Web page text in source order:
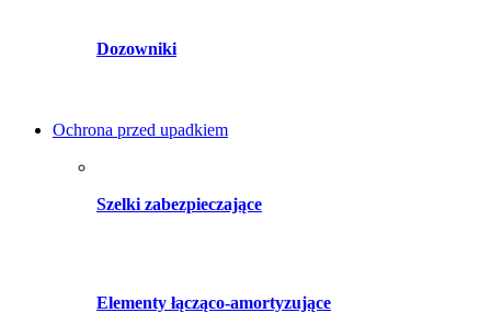
Dozowniki
Ochrona przed upadkiem
Szelki zabezpieczające
Elementy łącząco-amortyzujące